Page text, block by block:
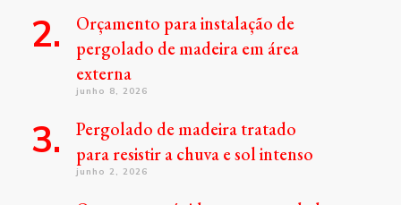
Orçamento para instalação de
pergolado de madeira em área
externa
junho 8, 2026
Pergolado de madeira tratado
para resistir a chuva e sol intenso
junho 2, 2026